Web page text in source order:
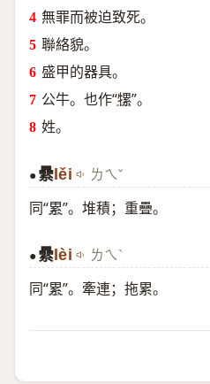
無罪而被迫致死。
聯絡貌。
盛甲的器具。
公牛。也作“㹎”。
姓。
● 纍 lěi ㄌㄟˇ
同“累”。堆積；重疊。
● 纍 lèi ㄌㄟˋ
同“累”。牽連；拖累。